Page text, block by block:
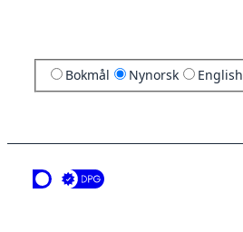
Bokmål Nynorsk English